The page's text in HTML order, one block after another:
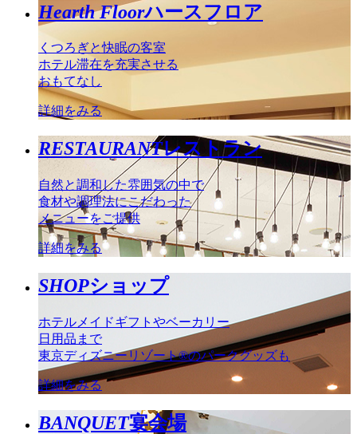
Hearth Floorハースフロア
くつろぎと快眠の客室
ホテル滞在を充実させる
おもてなし
詳細をみる
RESTAURANTレストラン
自然と調和した雰囲気の中で
食材や調理法にこだわった
メニューをご提供
詳細をみる
SHOPショップ
ホテルメイドギフトやベーカリー
日用品まで
東京ディズニーリゾート®のパークグッズも
詳細をみる
BANQUET宴会場